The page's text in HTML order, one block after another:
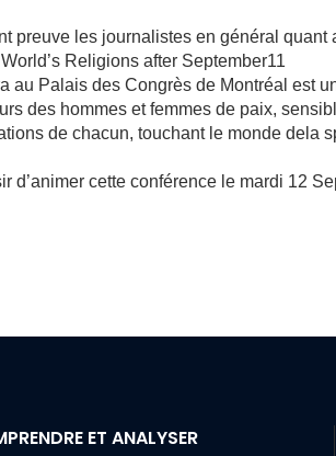
preuve les journalistes en général quant
World’s Religions after
au Palais des Congrès de Montréal est
des hommes et femmes de paix,
de chacun, touchant le monde dela
d’animer cette conférence le mardi 12
ET ANALYSER